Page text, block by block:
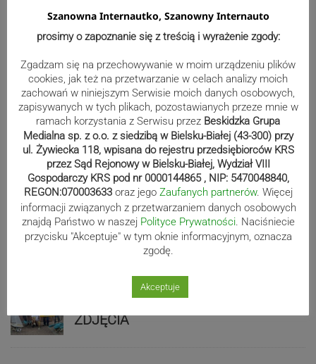
Zaczęli fatalnie, skończyli
znakomicie. Spójnia pokonuje Piasta
| ZDJĘCIA
Beniaminek ze spadkowiczem na
remis. Podbeskidzie – Lechia 2:2 |
ZDJĘCIA
Biało-zieloni nadal niepokonani.
Rekord – Stal 3:1 | ZDJĘCIA
Mistrzowie świata z MCK Żywiec!
ZDJĘCIA
Szanowna Internautko, Szanowny Internauto
prosimy o zapoznanie się z treścią i wyrażenie zgody:
Zgadzam się na przechowywanie w moim urządzeniu plików
cookies, jak też na przetwarzanie w celach analizy moich
zachowań w niniejszym Serwisie moich danych osobowych,
zapisywanych w tych plikach, pozostawianych przeze mnie w
ramach korzystania z Serwisu przez Beskidzka Grupa
Medialna sp. z o.o. z siedzibą w Bielsku-Białej (43-300) przy
ul. Żywiecka 118, wpisana do rejestru przedsiębiorców KRS
przez Sąd Rejonowy w Bielsku-Białej, Wydział VIII
Gospodarczy KRS pod nr 0000144865 , NIP: 5470048840,
REGON:070003633 oraz jego Zaufanych partnerów. Więcej
informacji związanych z przetwarzaniem danych osobowych
znajdą Państwo w naszej Polityce Prywatności. Naciśniecie
przycisku "Akceptuje" w tym oknie informacyjnym, oznacza
zgodę.
Akceptuje